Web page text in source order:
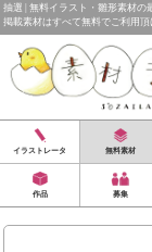
抽選 | 無料イラスト・雛形素材の
掲載素材はすべて無料でご利用
イラストレータ 無料素材
作品 募集